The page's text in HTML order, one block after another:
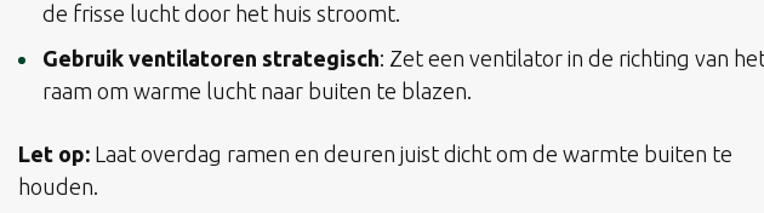
de frisse lucht door het huis stroomt.
Gebruik ventilatoren strategisch: Zet een ventilator in de richting van
raam om warme lucht naar buiten te blazen.
Let op: Laat overdag ramen en deuren juist dicht om de warmte buiten te
houden.